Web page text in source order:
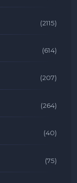
(2115)
(614)
(207)
(264)
(40)
(75)